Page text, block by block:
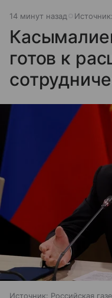
14 минут назад Источник:
готов к
Источник: Российская